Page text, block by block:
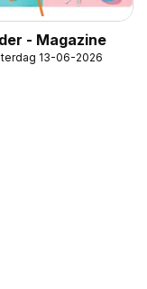
- Magazine
13-06-2026